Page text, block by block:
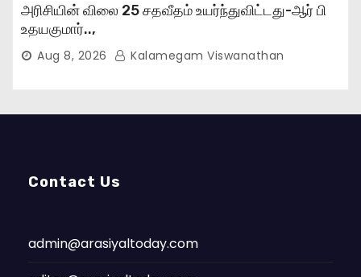
அரிசியின் விலை 25 சதவீதம் உயர்ந்துவிட்டது-ஆர் பி
உதயகுமார்..,
Aug 8, 2026 Kalamegam Viswanathan
Contact Us
admin@arasiyaltoday.com